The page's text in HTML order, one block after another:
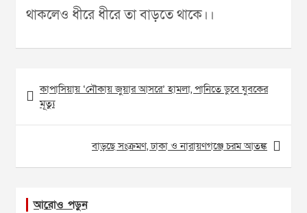
থাকলেও ধীরে ধীরে তা বাড়তে থাকে।।
navigation
কাপাসিয়ায় ‘নৌকায় জুয়ার আসরে’ হামলা, পানিতে ডুবে যুবকের
মূত্যু
বাড়ছে সংক্রমণ, ঢাকা ও নারায়ণগঞ্জে চরম আতঙ্ক
আরোও পড়ুন